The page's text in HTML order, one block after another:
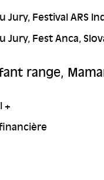
Jury, Festival ARS
Jury, Fest Anca,
range,
+